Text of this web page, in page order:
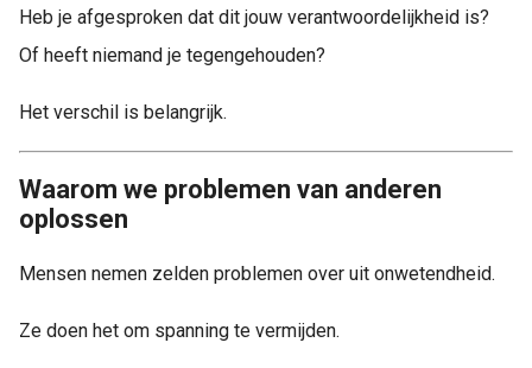
Heb je afgesproken dat dit jouw verantwoordelijkheid is?
Of heeft niemand je tegengehouden?
Het verschil is belangrijk.
Waarom we problemen van anderen
oplossen
Mensen nemen zelden problemen over uit onwetendheid.
Ze doen het om spanning te vermijden.